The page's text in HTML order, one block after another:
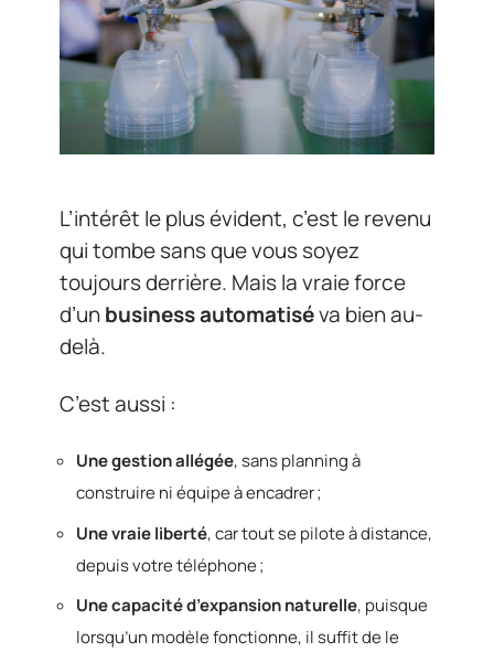
L’intérêt le plus évident, c’est le revenu
qui tombe sans que vous soyez
toujours derrière. Mais la vraie force
d’unbusiness automatiséva bien au-
delà.
C’est aussi :
Une gestion allégée, sans planning à
construire ni équipe à encadrer ;
Une vraie liberté, car tout se pilote à distance,
depuis votre téléphone ;
Une capacité d’expansion naturelle, puisque
lorsqu’un modèle fonctionne, il suffit de le